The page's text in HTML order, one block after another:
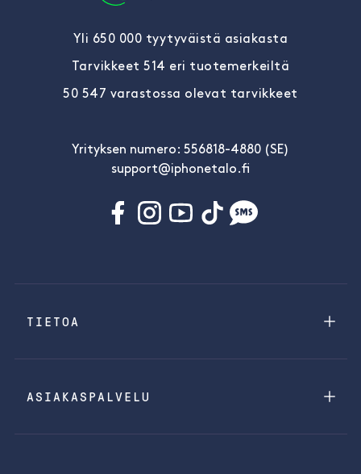
Yli 650 000 tyytyväistä asiakasta
Tarvikkeet 514 eri tuotemerkeiltä
50 547 varastossa olevat tarvikkeet
Yrityksen numero: 556818-4880 (SE)
support@iphonetalo.fi
TIETOA
ASIAKASPALVELU